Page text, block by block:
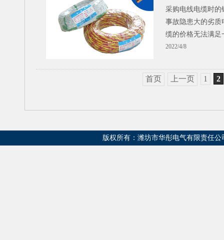
采购电线电缆时的
事故隐患大的劣质
缆的价格无法满
2022/4/8
首页 上一页 1 2
版权所有：潍坊市华彤电气有限责